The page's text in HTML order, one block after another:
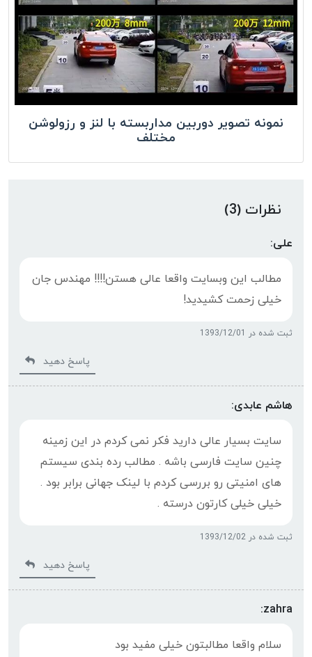
نمونه تصویر دوربین مداربسته با لنز و رزولوشن
مختلف
نظرات (3)
علی:
مطالب این وبسایت واقعا عالی هستن!!!! مهندس جان
خیلی زحمت کشیدید!
ثبت شده در 1393/12/01
پاسخ دهید
هاشم عابدی:
سایت بسیار عالی دارید فکر نمی کردم در این زمینه
چنین سایت فارسی باشه . مطالب رده بندی سیستم
های امنیتی رو بررسی کردم با لینک جهانی برابر بود .
خیلی خیلی کارتون درسته .
ثبت شده در 1393/12/02
پاسخ دهید
zahra:
سلام واقعا مطالبتون خیلی مفید بود